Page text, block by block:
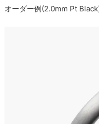
オーダー例(2.0mm Pt